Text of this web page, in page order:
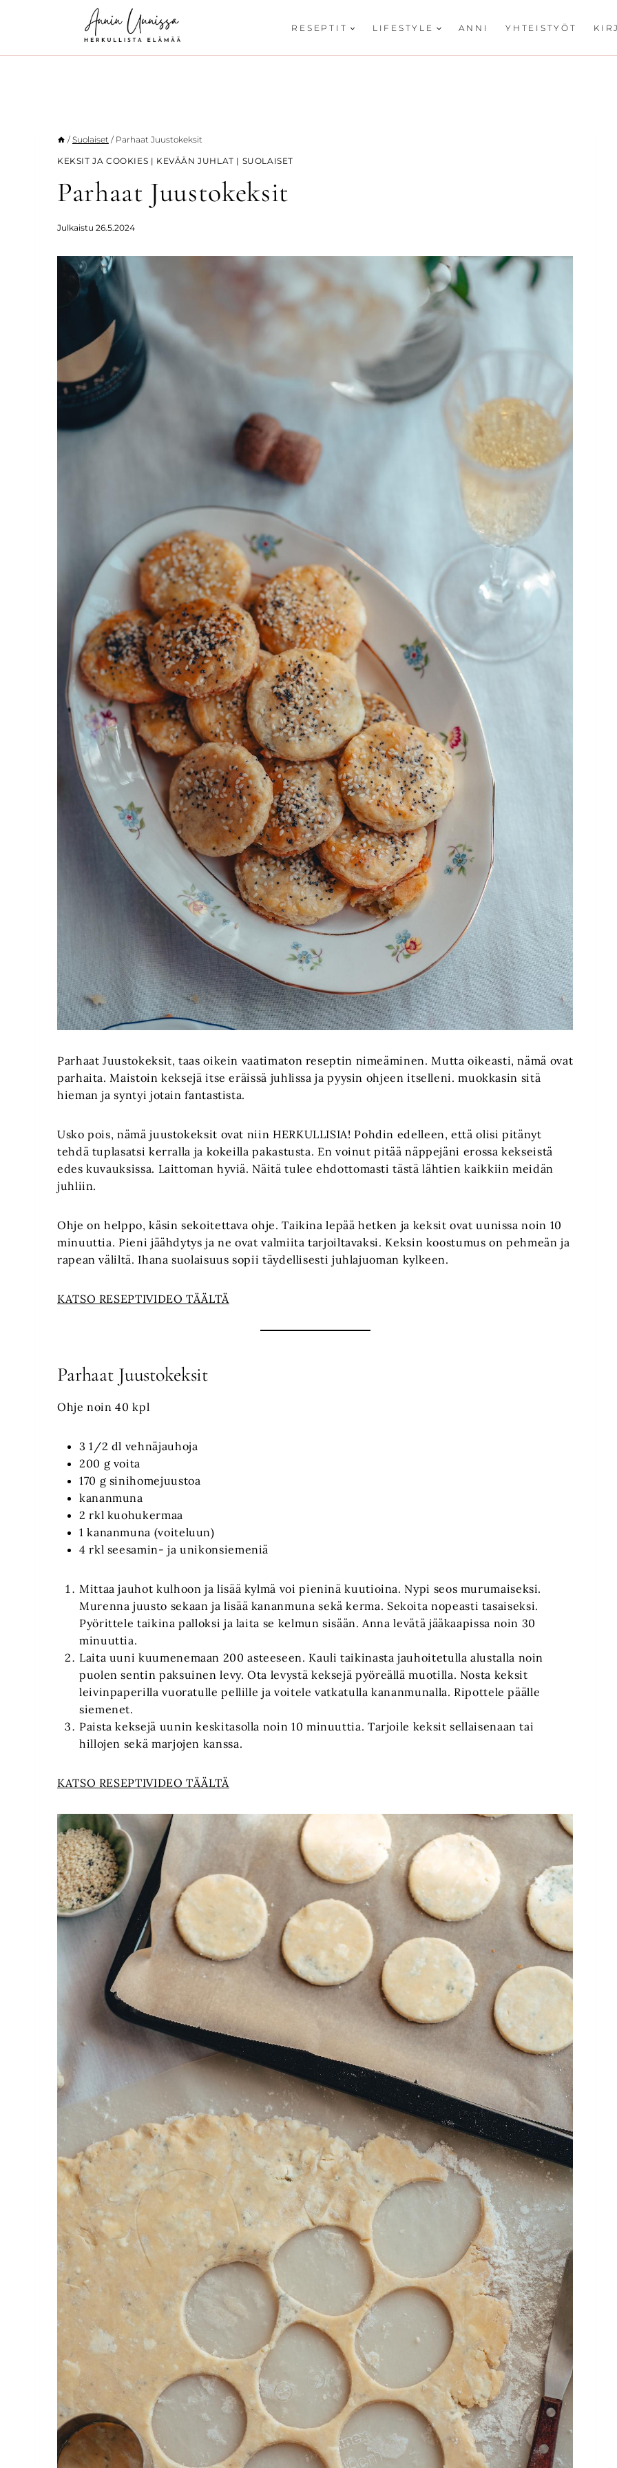
RESEPTIT LIFESTYLE ANNI YHTEISTYÖT
/ Suolaiset / Parhaat Juustokeksit
KEKSIT JA COOKIES | KEVÄÄN JUHLAT | SUOLAISET
Parhaat Juustokeksit
Julkaistu 26.5.2024
Parhaat Juustokeksit, taas oikein vaatimaton reseptin nimeäminen. Mutta oikeasti, nämä ovat
parhaita. Maistoin keksejä itse eräissä juhlissa ja pyysin ohjeen itselleni. muokkasin sitä
hieman ja syntyi jotain fantastista.
Usko pois, nämä juustokeksit ovat niin HERKULLISIA! Pohdin edelleen, että olisi pitänyt
tehdä tuplasatsi kerralla ja kokeilla pakastusta. En voinut pitää näppejäni erossa kekseistä
edes kuvauksissa. Laittoman hyviä. Näitä tulee ehdottomasti tästä lähtien kaikkiin meidän
juhliin.
Ohje on helppo, käsin sekoitettava ohje. Taikina lepää hetken ja keksit ovat uunissa noin 10
minuuttia. Pieni jäähdytys ja ne ovat valmiita tarjoiltavaksi. Keksin koostumus on pehmeän ja
rapean väliltä. Ihana suolaisuus sopii täydellisesti juhlajuoman kylkeen.
KATSO RESEPTIVIDEO TÄÄLTÄ
Parhaat Juustokeksit
Ohje noin 40 kpl
3 1/2 dl vehnäjauhoja
200 g voita
170 g sinihomejuustoa
kananmuna
2 rkl kuohukermaa
1 kananmuna (voiteluun)
4 rkl seesamin- ja unikonsiemeniä
Mittaa jauhot kulhoon ja lisää kylmä voi pieninä kuutioina. Nypi seos murumaiseksi.
Murenna juusto sekaan ja lisää kananmuna sekä kerma. Sekoita nopeasti tasaiseksi.
Pyörittele taikina palloksi ja laita se kelmun sisään. Anna levätä jääkaapissa noin 30
minuuttia.
Laita uuni kuumenemaan 200 asteeseen. Kauli taikinasta jauhoitetulla alustalla noin
puolen sentin paksuinen levy. Ota levystä keksejä pyöreällä muotilla. Nosta keksit
leivinpaperilla vuoratulle pellille ja voitele vatkatulla kananmunalla. Ripottele päälle
siemenet.
Paista keksejä uunin keskitasolla noin 10 minuuttia. Tarjoile keksit sellaisenaan tai
hillojen sekä marjojen kanssa.
KATSO RESEPTIVIDEO TÄÄLTÄ